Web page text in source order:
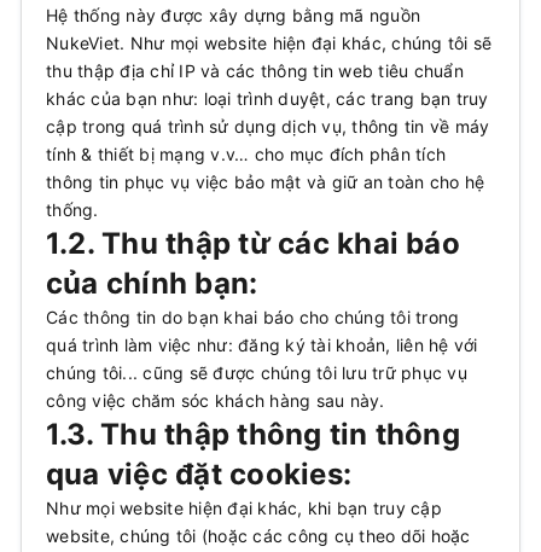
Hệ thống này được xây dựng bằng mã nguồn
NukeViet. Như mọi website hiện đại khác, chúng tôi sẽ
thu thập địa chỉ IP và các thông tin web tiêu chuẩn
khác của bạn như: loại trình duyệt, các trang bạn truy
cập trong quá trình sử dụng dịch vụ, thông tin về máy
tính & thiết bị mạng v.v… cho mục đích phân tích
thông tin phục vụ việc bảo mật và giữ an toàn cho hệ
thống.
1.2. Thu thập từ các khai báo
của chính bạn:
Các thông tin do bạn khai báo cho chúng tôi trong
quá trình làm việc như: đăng ký tài khoản, liên hệ với
chúng tôi... cũng sẽ được chúng tôi lưu trữ phục vụ
công việc chăm sóc khách hàng sau này.
1.3. Thu thập thông tin thông
qua việc đặt cookies:
Như mọi website hiện đại khác, khi bạn truy cập
website, chúng tôi (hoặc các công cụ theo dõi hoặc